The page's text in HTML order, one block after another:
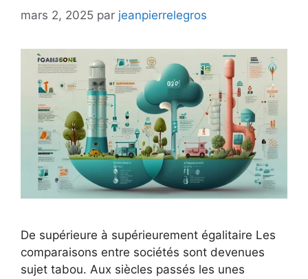
mars 2, 2025 par jeanpierrelegros
De supérieure à supérieurement égalitaire Les
comparaisons entre sociétés sont devenues
sujet tabou. Aux siècles passés les unes